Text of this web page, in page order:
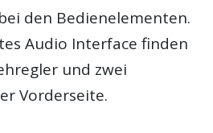
den Bedienelementen.
Audio Interface finden
und zwei
Vorderseite.